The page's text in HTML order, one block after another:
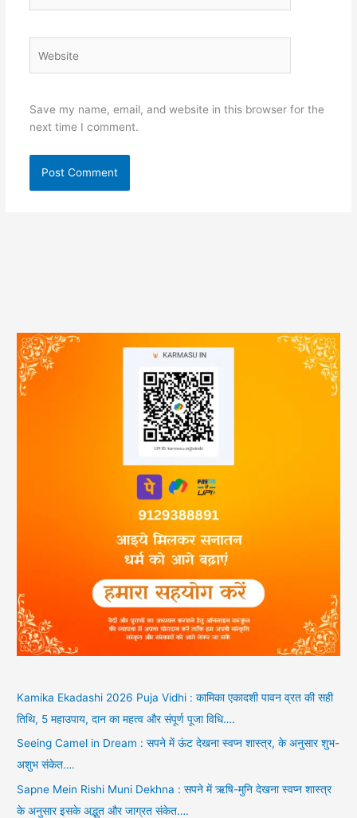
Save my name, email, and website in this browser for the
next time I comment.
Kamika Ekadashi 2026 Puja Vidhi : कामिका एकादशी पावन व्रत की सही
तिथि, 5 महाउपाय, दान का महत्व और संपूर्ण पूजा विधि….
Seeing Camel in Dream : सपने में ऊंट देखना स्वप्न शास्त्र, के अनुसार शुभ-
अशुभ संकेत….
Sapne Mein Rishi Muni Dekhna : सपने में ऋषि-मुनि देखना स्वप्न शास्त्र
के अनुसार इसके अद्भुत और जाग्रत संकेत….